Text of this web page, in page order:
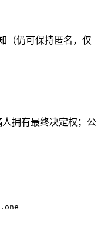
（仍可保持匿名，仅
拥有最终决定权；公